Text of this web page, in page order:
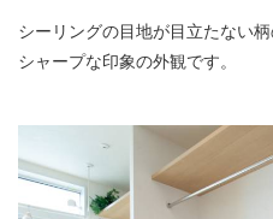
シーリングの目地が目立たない
シャープな印象の外観です。